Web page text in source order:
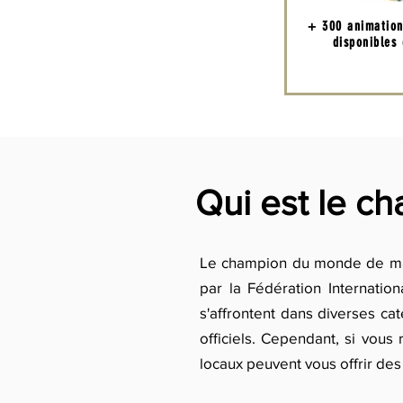
+ 300
disponibles
Qui est le
Le champion du monde de
par la Fédération
s'affrontent dans diverses
officiels. Cependant, si vous
locaux peuvent vous offrir